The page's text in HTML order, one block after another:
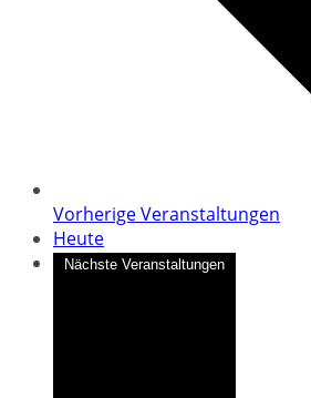
VorherigeVeranstaltungen
Heute
Nächste Veranstaltungen